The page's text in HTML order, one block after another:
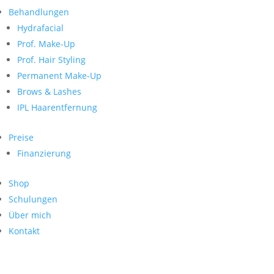
Behandlungen
Hydrafacial
Prof. Make-Up
Prof. Hair Styling
Permanent Make-Up
Brows & Lashes
IPL Haarentfernung
Preise
Finanzierung
Shop
Schulungen
Über mich
Kontakt
nach:
Neueste Kommentare
Archiv
Kategorien
Keine Kategorien
Meta
Anmelden
Feed der Einträge
WordPress.org
Search
nach:
Archive
Kontakt
Impressum
Datenschutz